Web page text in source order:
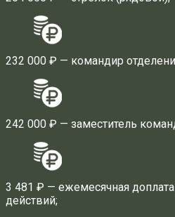
232 000 ₽ — командир
242 000 ₽ — заместитель
3 481 ₽ — ежемесячная
действий;